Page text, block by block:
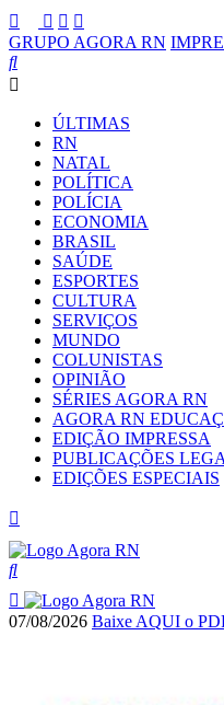
GRUPO AGORA RN
ÚLTIMAS
RN
NATAL
POLÍTICA
POLÍCIA
ECONOMIA
BRASIL
SAÚDE
ESPORTES
CULTURA
SERVIÇOS
MUNDO
COLUNISTAS
OPINIÃO
SÉRIES AGORA RN
AGORA RN
EDIÇÃO IMPRESSA
PUBLICAÇÕES
EDIÇÕES ESPECIAIS
07/08/2026 Baixe AQUI o